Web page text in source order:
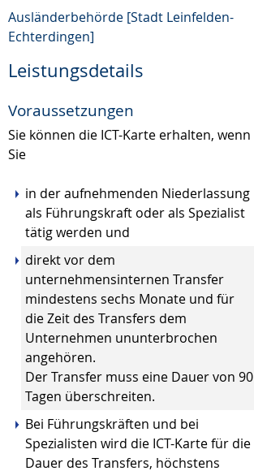
Ausländerbehörde [Stadt Leinfelden-
Echterdingen]
Leistungsdetails
Voraussetzungen
Sie können die ICT-Karte erhalten, wenn
Sie
in der aufnehmenden Niederlassung
als Führungskraft oder als Spezialist
tätig werden und
direkt vor dem
unternehmensinternen Transfer
mindestens sechs Monate und für
die Zeit des Transfers dem
Unternehmen ununterbrochen
angehören.
Der Transfer muss eine Dauer von 90
Tagen überschreiten.
Bei Führungskräften und bei
Spezialisten wird die ICT-Karte für die
Dauer des Transfers, höchstens